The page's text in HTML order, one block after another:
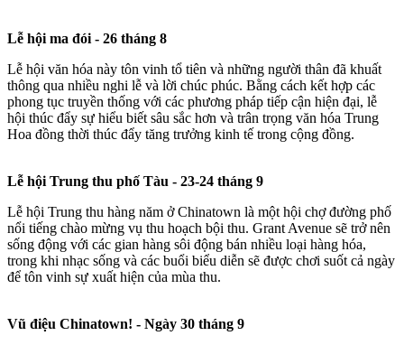
Lễ hội ma đói - 26 tháng 8
Lễ hội văn hóa này tôn vinh tổ tiên và những người thân đã khuất
thông qua nhiều nghi lễ và lời chúc phúc. Bằng cách kết hợp các
phong tục truyền thống với các phương pháp tiếp cận hiện đại, lễ
hội thúc đẩy sự hiểu biết sâu sắc hơn và trân trọng văn hóa Trung
Hoa đồng thời thúc đẩy tăng trưởng kinh tế trong cộng đồng.
Lễ hội Trung thu phố Tàu - 23-24 tháng 9
Lễ hội Trung thu hàng năm ở Chinatown là một hội chợ đường phố
nổi tiếng chào mừng vụ thu hoạch bội thu. Grant Avenue sẽ trở nên
sống động với các gian hàng sôi động bán nhiều loại hàng hóa,
trong khi nhạc sống và các buổi biểu diễn sẽ được chơi suốt cả ngày
để tôn vinh sự xuất hiện của mùa thu.
Vũ điệu Chinatown! - Ngày 30 tháng 9